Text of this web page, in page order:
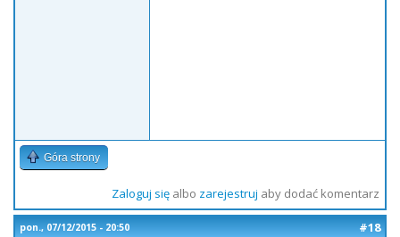
Góra strony
Zaloguj sięalbo zarejestruj aby dodać komentarz
pon., 07/12/2015 - 20:50
#18